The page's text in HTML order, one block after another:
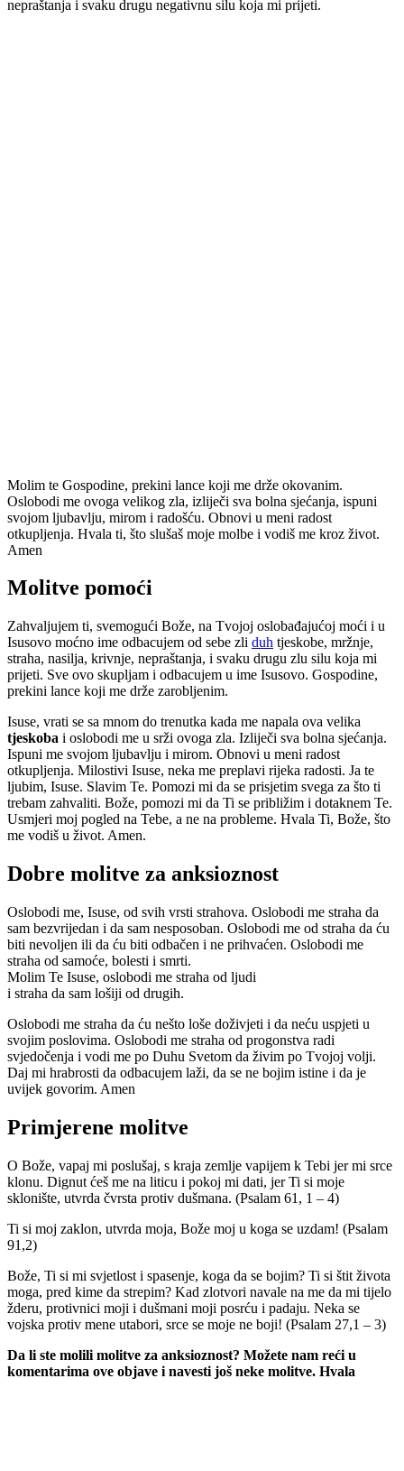
nepraštanja i svaku drugu negativnu silu koja mi prijeti.
Molim te Gospodine, prekini lance koji me drže okovanim.
Oslobodi me ovoga velikog zla, izliječi sva bolna sjećanja, ispuni
svojom ljubavlju, mirom i radošću. Obnovi u meni radost
otkupljenja. Hvala ti, što slušaš moje molbe i vodiš me kroz život.
Amen
Molitve pomoći
Zahvaljujem ti, svemogući Bože, na Tvojoj oslobađajućoj moći i u
Isusovo moćno ime odbacujem od sebe zli duh tjeskobe, mržnje,
straha, nasilja, krivnje, nepraštanja, i svaku drugu zlu silu koja mi
prijeti. Sve ovo skupljam i odbacujem u ime Isusovo. Gospodine,
prekini lance koji me drže zarobljenim.
Isuse, vrati se sa mnom do trenutka kada me napala ova velika
tjeskoba i oslobodi me u srži ovoga zla. Izliječi sva bolna sjećanja.
Ispuni me svojom ljubavlju i mirom. Obnovi u meni radost
otkupljenja. Milostivi Isuse, neka me preplavi rijeka radosti. Ja te
ljubim, Isuse. Slavim Te. Pomozi mi da se prisjetim svega za što ti
trebam zahvaliti. Bože, pomozi mi da Ti se približim i dotaknem Te.
Usmjeri moj pogled na Tebe, a ne na probleme. Hvala Ti, Bože, što
me vodiš u život. Amen.
Dobre molitve za anksioznost
Oslobodi me, Isuse, od svih vrsti strahova. Oslobodi me straha da
sam bezvrijedan i da sam nesposoban. Oslobodi me od straha da ću
biti nevoljen ili da ću biti odbačen i ne prihvaćen. Oslobodi me
straha od samoće, bolesti i smrti.
Molim Te Isuse, oslobodi me straha od ljudi
i straha da sam lošiji od drugih.
Oslobodi me straha da ću nešto loše doživjeti i da neću uspjeti u
svojim poslovima. Oslobodi me straha od progonstva radi
svjedočenja i vodi me po Duhu Svetom da živim po Tvojoj volji.
Daj mi hrabrosti da odbacujem laži, da se ne bojim istine i da je
uvijek govorim. Amen
Primjerene molitve
O Bože, vapaj mi poslušaj, s kraja zemlje vapijem k Tebi jer mi srce
klonu. Dignut ćeš me na liticu i pokoj mi dati, jer Ti si moje
sklonište, utvrda čvrsta protiv dušmana. (Psalam 61, 1 – 4)
Ti si moj zaklon, utvrda moja, Bože moj u koga se uzdam! (Psalam
91,2)
Bože, Ti si mi svjetlost i spasenje, koga da se bojim? Ti si štit života
moga, pred kime da strepim? Kad zlotvori navale na me da mi tijelo
žderu, protivnici moji i dušmani moji posrću i padaju. Neka se
vojska protiv mene utabori, srce se moje ne boji! (Psalam 27,1 – 3)
Da li ste molili molitve za anksioznost? Možete nam reći u
komentarima ove objave i navesti još neke molitve. Hvala